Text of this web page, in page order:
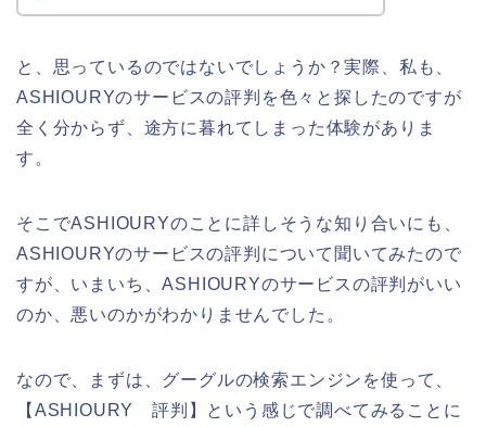
と、思っているのではないでしょうか？実際、私も、
ASHIOURYのサービスの評判を色々と探したのですが
全く分からず、途方に暮れてしまった体験がありま
す。
そこでASHIOURYのことに詳しそうな知り合いにも、
ASHIOURYのサービスの評判について聞いてみたので
すが、いまいち、ASHIOURYのサービスの評判がいい
のか、悪いのかがわかりませんでした。
なので、まずは、グーグルの検索エンジンを使って、
【ASHIOURY 評判】という感じで調べてみることに